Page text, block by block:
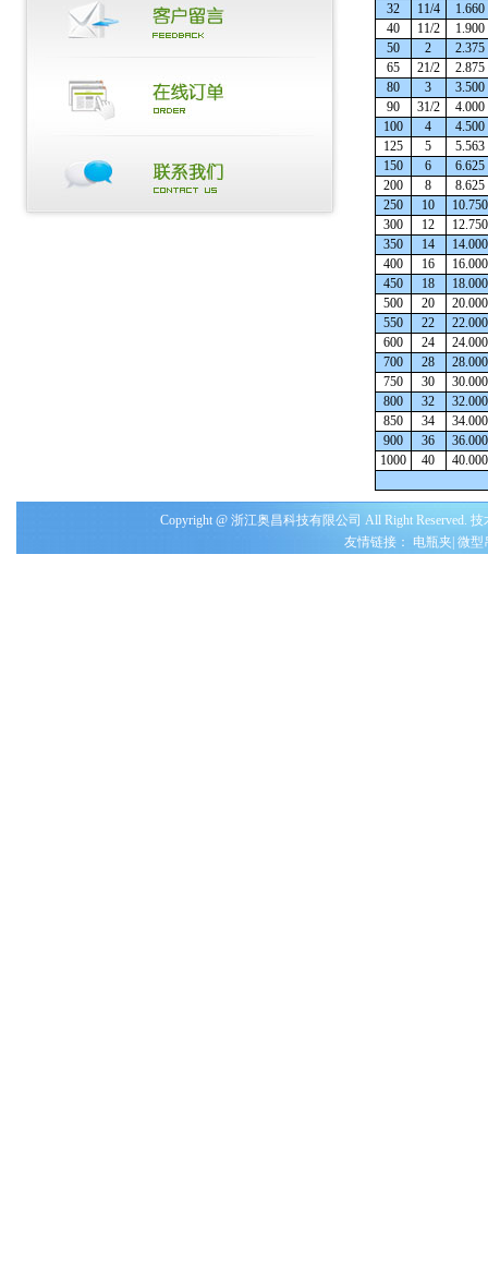
32
11/4
1.660
40
11/2
1.900
50
2
2.375
65
21/2
2.875
80
3
3.500
90
31/2
4.000
100
4
4.500
125
5
5.563
150
6
6.625
200
8
8.625
250
10
10.750
300
12
12.750
350
14
14.000
400
16
16.000
450
18
18.000
500
20
20.000
550
22
22.000
600
24
24.000
700
28
28.000
750
30
30.000
800
32
32.000
850
34
34.000
900
36
36.000
1000
40 40.000
Copyright @ 浙江奥昌科技有限公司 All Right Reserved.
友情链接：
电瓶夹 微型